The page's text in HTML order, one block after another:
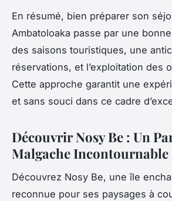
En résumé, bien préparer son
Ambatoloaka passe par une
des saisons touristiques, une
réservations, et l’exploitation des
Cette approche garantit une
et sans souci dans ce cadre
Découvrir Nosy Be : Un
Malgache Incontournable
Découvrez Nosy Be, une île
reconnue pour ses paysages à